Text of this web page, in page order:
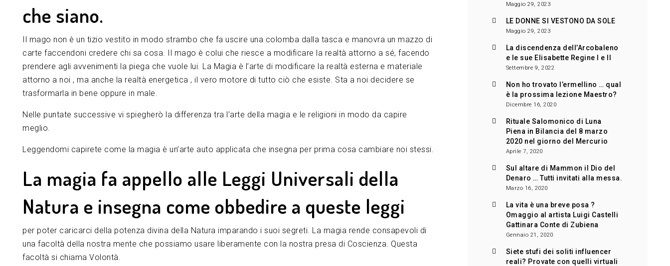
che siano.
Il mago non è un tizio vestito in modo strambo che fa uscire una colomba dalla tasca e manovra un mazzo di
carte faccendoni credere chi sa cosa. Il mago è colui che riesce a modificare la realtà attorno a sé, facendo
prendere agli avvenimenti la piega che vuole lui. La Magia è l’arte di modificare la realtà esterna e materiale
attorno a noi , ma anche la realtà energetica , il vero motore di tutto ciò che esiste. Sta a noi decidere se
trasformarla in bene oppure in male.
Nelle puntate successive vi spiegherò la differenza tra l’arte della magia e le religioni in modo da capire
meglio.
Leggendomi capirete come la magia è un’arte auto applicata che insegna per prima cosa cambiare noi stessi.
La magia fa appello alle Leggi Universali della
Natura e insegna come obbedire a queste leggi
per poter caricarci della potenza divina della Natura imparando i suoi segreti. La magia rende consapevoli di
una facoltà della nostra mente che possiamo usare liberamente con la nostra presa di Coscienza. Questa
facoltà si chiama Volontà.
Maggio 29, 2023
LE DONNE SI VESTONO DA SOLE
Maggio 29, 2023
La discendenza dell’Arcobaleno
e le sue Elisabette Regine I e II
Settembre 9, 2022
Non ho trovato l’ermellino … qual
è la prossima lezione Maestro?
Dicembre 16, 2020
Rituale Salomonico di Luna
Piena in Bilancia del 8 marzo
2020 nel giorno del Mercurio
Aprile 7, 2020
Sul altare di Mammon il Dio del
Denaro … Tutti invitati alla messa.
Marzo 16, 2020
La vita è una breve posa ?
Omaggio al artista Luigi Castelli
Gattinara Conte di Zubiena
Gennaio 21, 2020
Siete stufi dei soliti influencer
reali? Provate con quelli virtuali